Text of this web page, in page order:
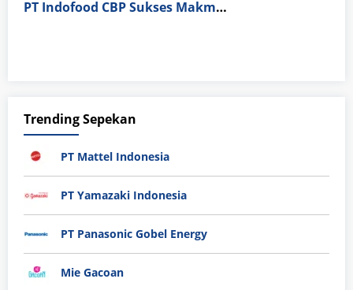
PT Indofood CBP Sukses Makmur Tbk – Packaging Division
Trending Sepekan
PT Mattel Indonesia
PT Yamazaki Indonesia
PT Panasonic Gobel Energy
Mie Gacoan